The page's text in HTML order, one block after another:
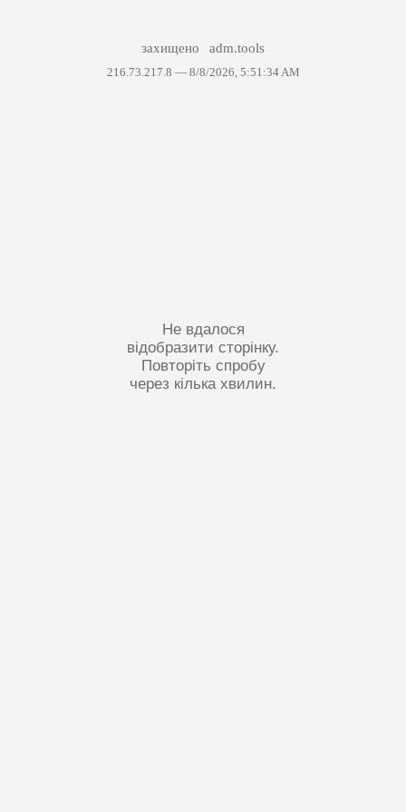
захищено adm.tools
216.73.217.8 — 8/8/2026, 5:51:34 AM
Не вдалося
відобразити сторінку.
Повторіть спробу
через кілька хвилин.